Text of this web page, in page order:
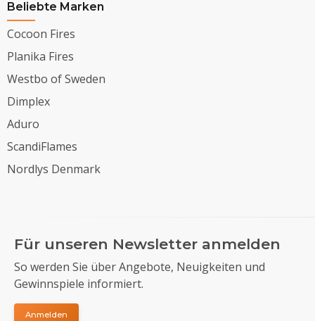
Beliebte Marken
Cocoon Fires
Planika Fires
Westbo of Sweden
Dimplex
Aduro
ScandiFlames
Nordlys Denmark
Für unseren Newsletter anmelden
So werden Sie über Angebote, Neuigkeiten und
Gewinnspiele informiert.
Anmelden